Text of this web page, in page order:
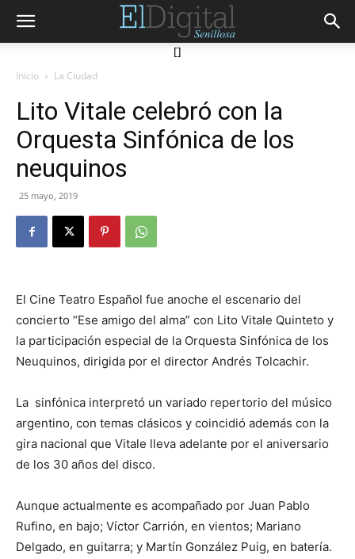
[]
Inicio La Ciudad
Lito Vitale celebró con la
Orquesta Sinfónica de los
neuquinos
25 mayo, 2019
El Cine Teatro Español fue anoche el escenario del
concierto “Ese amigo del alma” con Lito Vitale Quinteto y
la participación especial de la Orquesta Sinfónica de los
Neuquinos, dirigida por el director Andrés Tolcachir.
La sinfónica interpretó un variado repertorio del músico
argentino, con temas clásicos y coincidió además con la
gira nacional que Vitale lleva adelante por el aniversario
de los 30 años del disco.
Aunque actualmente es acompañado por Juan Pablo
Rufino, en bajo; Víctor Carrión, en vientos; Mariano
Delgado, en guitarra; y Martín González Puig, en batería.